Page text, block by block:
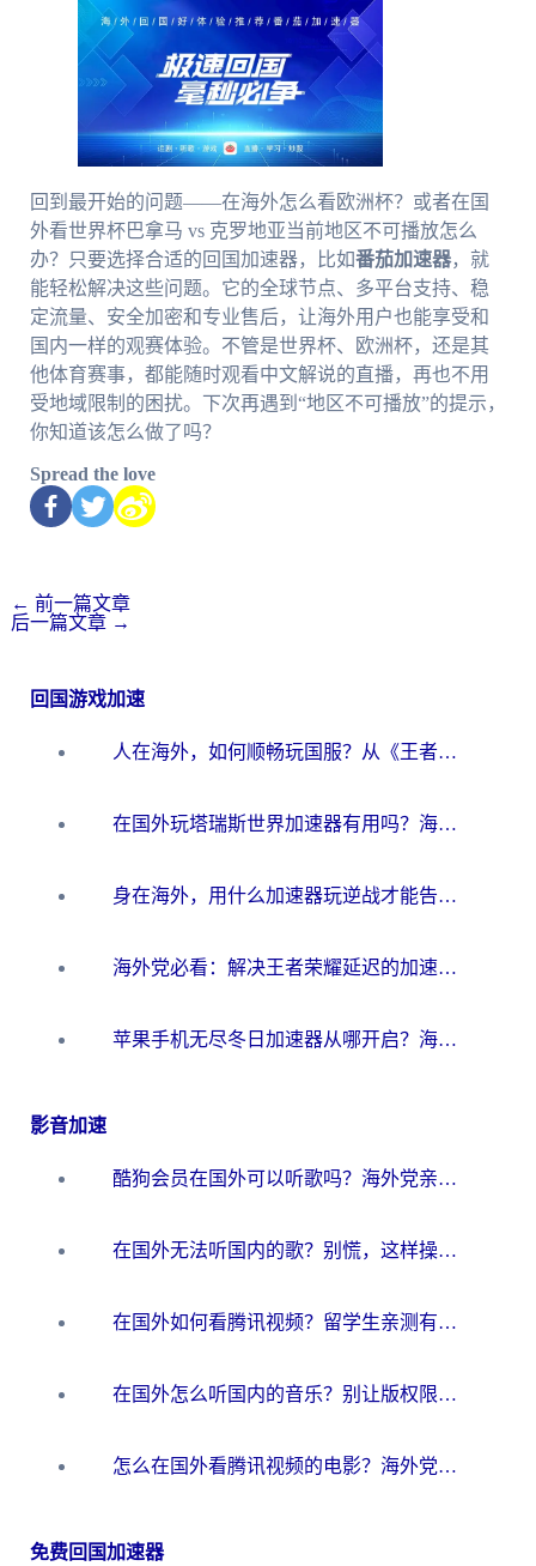
回到最开始的问题——在海外怎么看欧洲杯？或者在国
外看世界杯巴拿马 vs 克罗地亚当前地区不可播放怎么
办？只要选择合适的回国加速器，比如番茄加速器，就
能轻松解决这些问题。它的全球节点、多平台支持、稳
定流量、安全加密和专业售后，让海外用户也能享受和
国内一样的观赛体验。不管是世界杯、欧洲杯，还是其
他体育赛事，都能随时观看中文解说的直播，再也不用
受地域限制的困扰。下次再遇到“地区不可播放”的提示，
你知道该怎么做了吗？
Spread the love
← 前一篇文章
后一篇文章 →
回国游戏加速
人在海外，如何顺畅玩国服？从《王者荣耀》到《云图计划》的加速器终极指南
在国外玩塔瑞斯世界加速器有用吗？海外玩家亲测后的真实答案
身在海外，用什么加速器玩逆战才能告别延迟？
海外党必看：解决王者荣耀延迟的加速器终极指南——从EVE到猫和老鼠，一个工具全搞定
苹果手机无尽冬日加速器从哪开启？海外玩家的冬日生存指南
影音加速
酷狗会员在国外可以听歌吗？海外党亲测有效：3步解决音乐权限难题
在国外无法听国内的歌？别慌，这样操作就能畅听QQ音乐（附亲测加速器推荐）
在国外如何看腾讯视频？留学生亲测有效的回国加速方案
在国外怎么听国内的音乐？别让版权限制断了你的华语歌单
怎么在国外看腾讯视频的电影？海外党亲测有效的回国加速指南
免费回国加速器